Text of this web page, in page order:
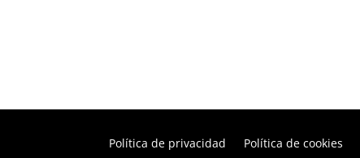
Política de privacidad Política de cookies